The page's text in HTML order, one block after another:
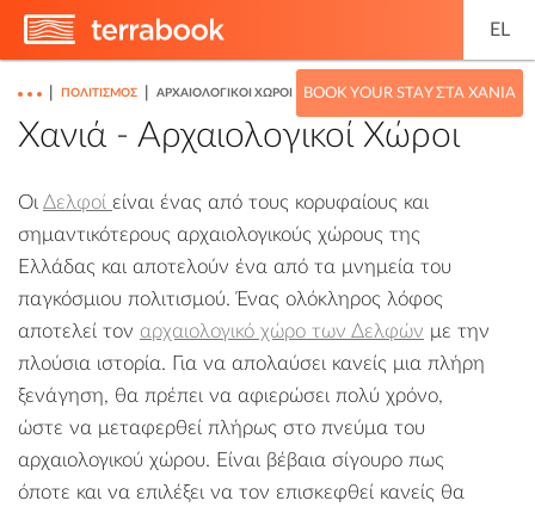
EL
BOOK YOUR STAY ΣΤΑ ΧΑΝΙΆ
ΠΟΛΙΤΙΣΜΌΣ ΑΡΧΑΙΟΛΟΓΙΚΟΊ ΧΏΡΟΙ
Χανιά - Αρχαιολογικοί Χώροι
Οι Δελφοί είναι ένας από τους κορυφαίους και
σημαντικότερους αρχαιολογικούς χώρους της
Ελλάδας και αποτελούν ένα από τα μνημεία του
παγκόσμιου πολιτισμού. Ένας ολόκληρος λόφος
αποτελεί τον αρχαιολογικό χώρο των Δελφών με την
πλούσια ιστορία. Για να απολαύσει κανείς μια πλήρη
ξενάγηση, θα πρέπει να αφιερώσει πολύ χρόνο,
ώστε να μεταφερθεί πλήρως στο πνεύμα του
αρχαιολογικού χώρου. Είναι βέβαια σίγουρο πως
όποτε και να επιλέξει να τον επισκεφθεί κανείς θα